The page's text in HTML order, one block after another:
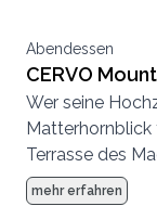
Abendessen
CERVO
Terrasse und
Wer seine
Matterhornblick
Terrasse des
Hotspot und im
Sonnenterrasse.
mehr erfahren